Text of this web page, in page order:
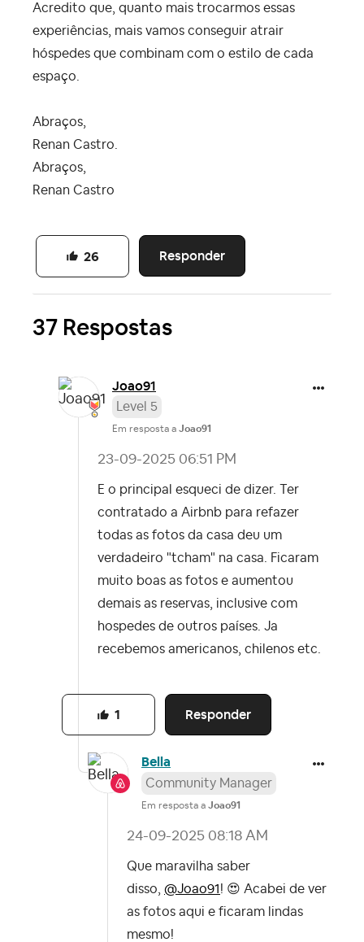
Acredito que, quanto mais trocarmos essas
experiências, mais vamos conseguir atrair
hóspedes que combinam com o estilo de cada
espaço.
Abraços,
Renan Castro.
Abraços,
Renan Castro
Responder
26
37 Respostas
Joao91
Level 5
Em resposta a Joao91
‎23-09-2025 06:51 PM
E o principal esqueci de dizer. Ter
contratado a Airbnb para refazer
todas as fotos da casa deu um
verdadeiro "tcham" na casa. Ficaram
muito boas as fotos e aumentou
demais as reservas, inclusive com
hospedes de outros países. Ja
recebemos americanos, chilenos etc.
Responder
1
Bella
Community Manager
Em resposta a Joao91
‎24-09-2025 08:18 AM
Que maravilha saber
disso, @Joao91 ! 😍 Acabei de ver
as fotos aqui e ficaram lindas
mesmo!